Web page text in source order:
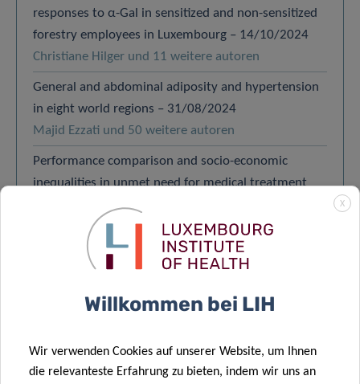
responses to α-Gal in sensitized and non-sensitized
forestry employees in Luxembourg – 14/10/2024
Christiane Hilger und 11 weitere autoren
General and abdominal adiposity and hypertension
in eight world regions – 31/08/2024
Majid Ezzati und 50 weitere autoren
Performance comparison and socio-economic
inequalities in unmet need for medical treatment
and dental care in the European Union –
27/08/2024
Andrea Riganti und 2 weitere autoren
MEHR LADEN
ALLES ANZEIGEN
X
Willkommen bei LIH
Wir verwenden Cookies auf unserer Website, um Ihnen
die relevanteste Erfahrung zu bieten, indem wir uns an